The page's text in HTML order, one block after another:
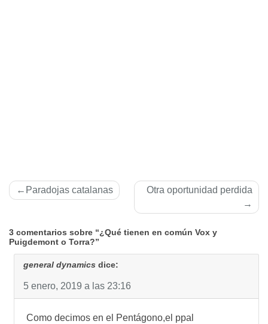
Navegación
Paradojas catalanas Otra oportunidad perdida
3 comentarios sobre “¿Qué tienen en común Vox y
Puigdemont o Torra?”
general dynamics dice:
5 enero, 2019 a las 23:16
Como decimos en el Pentágono,el ppal